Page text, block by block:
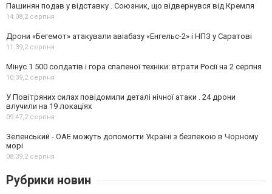
Пашинян подав у відставку . Союзник, що відвернувся від Кремля
14:08,2 серпня
Дрони «Бегемот» атакували авіабазу «Енгельс-2» і НПЗ у Саратові
11:39,2 серпня
Мінус 1 500 солдатів і гора спаленої техніки: втрати Росії на 2 серпня
10:39,2 серпня
У Повітряних силах повідомили деталі нічної атаки . 24 дрони
влучили на 19 локаціях
09:47,2 серпня
Зеленський - ОАЕ можуть допомогти Україні з безпекою в Чорному
морі
08:39,2 серпня
Рубрики новин